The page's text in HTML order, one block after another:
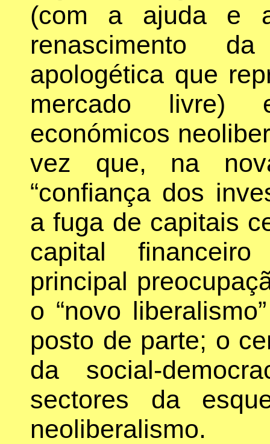
(com a ajuda e
renascimento
apologética que
mercado livre)
económicos
vez que, na
“confiança dos
a fuga de capitais
capital
principal
o “novo
posto de parte; o
da social-
sectores da
neoliberalismo.